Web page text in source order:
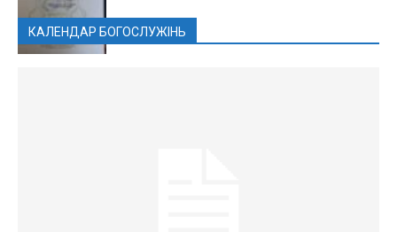
КАЛЕНДАР БОГОСЛУЖІНЬ